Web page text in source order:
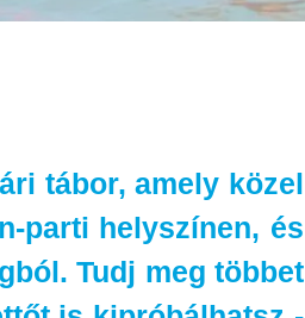
tábor, amely közel
parti helyszínen, és
Tudj meg többet